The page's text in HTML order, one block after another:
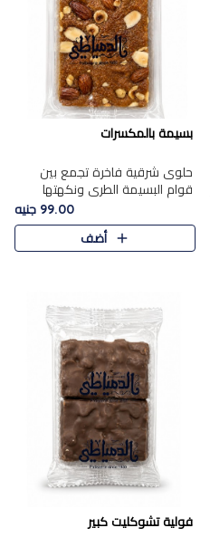
بسيمة بالمكسرات
حلوى شرقية فاخرة تجمع بين
قوام البسيمة الطري ونكهتها
الغنية، مزينة بتشكيلة مختارة من
اللوز والبندق والمكسرات الفاخرة.
مزيج متوازن من القوام ..
99.00 جنيه
أضف
فولية تشوكليت كبير